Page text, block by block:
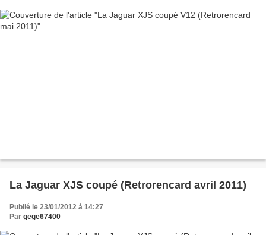
La Jaguar XJS coupé (Retrorencard avril 2011)
Publié le 23/01/2012 à 14:27
Par gege67400